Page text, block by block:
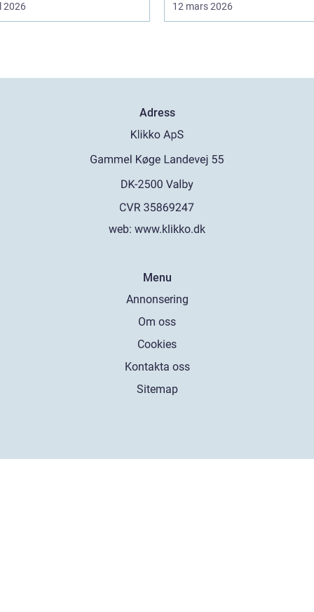
2026 12 mars 2026
Adress
web: www.klikko.dk
Menu
Annonsering
Om oss
Cookies
Kontakta oss
Sitemap